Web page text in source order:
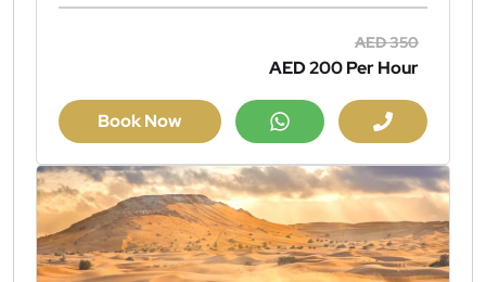
AED 350
AED 200Per Hour
Book Now